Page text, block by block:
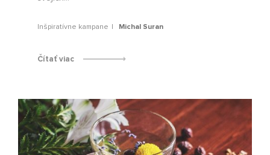
Inšpiratívne kampane Michal Suran
Čítať viac